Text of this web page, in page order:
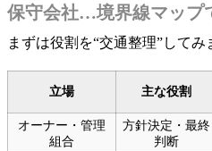
保守会社…境界線マップ
まずは役割を“交通整理”してみ
立場 主な役割
オーナー・管理
組合
方針決定・最終
判断